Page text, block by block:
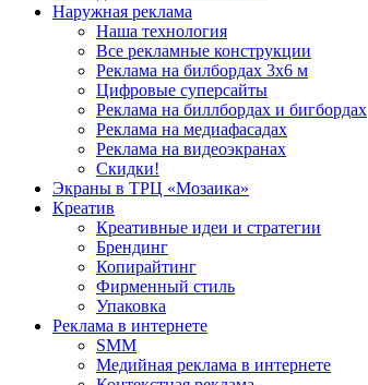
Наружная реклама
Наша технология
Все рекламные конструкции
Реклама на билбордах 3х6 м
Цифровые суперсайты
Реклама на биллбордах и бигбордах
Реклама на медиафасадах
Реклама на видеоэкранах
Скидки!
Экраны в ТРЦ «Мозаика»
Креатив
Креативные идеи и стратегии
Брендинг
Копирайтинг
Фирменный стиль
Упаковка
Реклама в интернете
SMM
Медийная реклама в интернете